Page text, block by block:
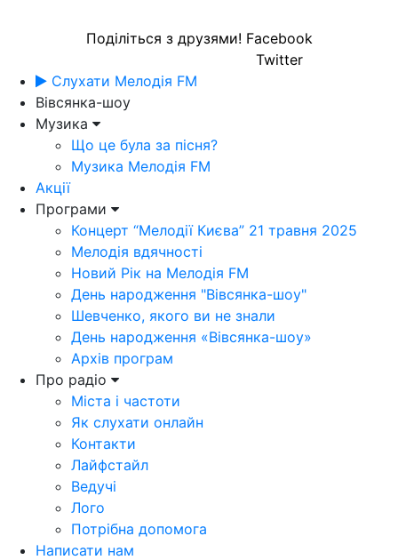
Поділіться з друзями! Facebook
Twitter
Слухати Мелодія FM
Вівсянка-шоу
Музика
Що це була за пісня?
Музика Мелодія FM
Акції
Програми
Концерт “Мелодії Києва” 21 травня 2025
Мелодія вдячності
Новий Рік на Мелодія FM
День народження "Вівсянка-шоу"
Шевченко, якого ви не знали
День народження «Вівсянка-шоу»
Архів програм
Про радіо
Міста і частоти
Як слухати онлайн
Контакти
Лайфстайл
Ведучі
Лого
Потрібна допомога
Написати нам